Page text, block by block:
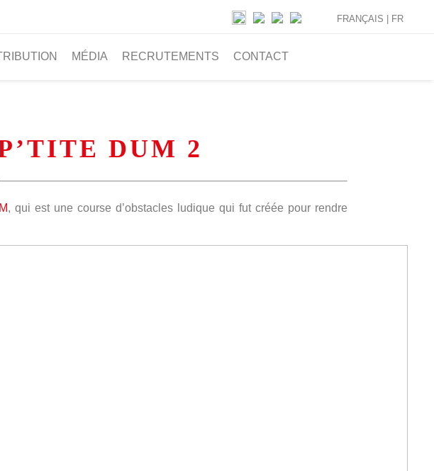
MÉDIA RECRUTEMENTS CONTACT
FRANÇAIS | FR
DUM 2
, qui est une course d’obstacles ludique qui fut créée pour rendre